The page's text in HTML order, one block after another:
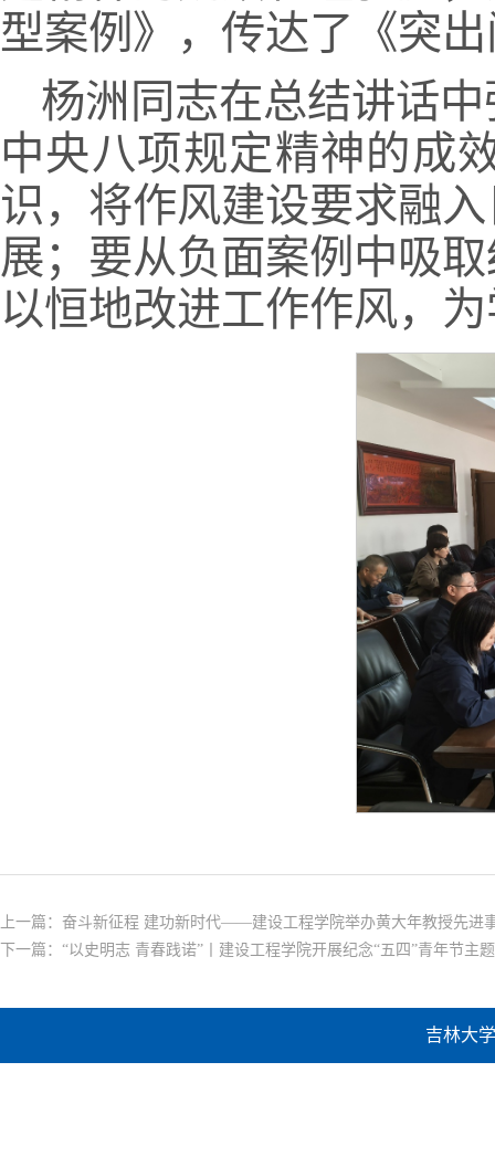
型案例》，传达了《突
杨洲同志在总结讲话
中央八项规定精神的成
识，将作风建设要求融
展；要从负面案例中吸
以恒地改进工作作风，
上一篇： 奋斗新征程 建功新时代——建设工程学院举办黄大年教授先进
下一篇： “以史明志 青春践诺”丨建设工程学院开展纪念“五四”青年节主
吉林大